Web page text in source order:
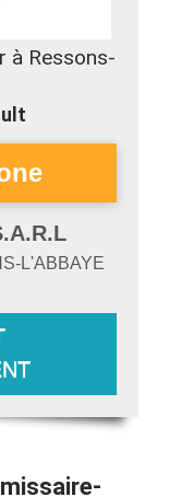
à Ressons-
L'ABBAYE